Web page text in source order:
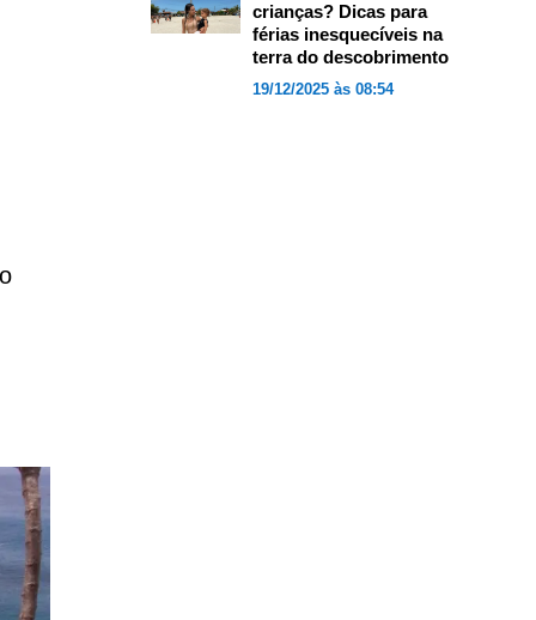
crianças? Dicas para
férias inesquecíveis na
terra do descobrimento
19/12/2025 às 08:54